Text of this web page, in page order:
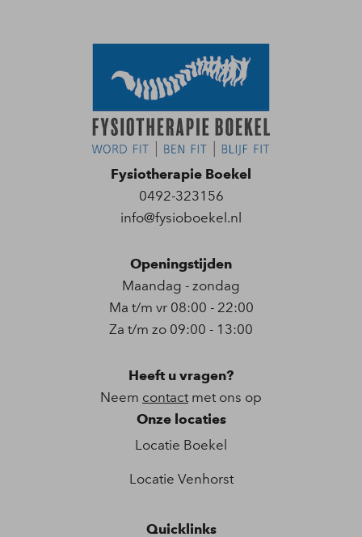
Fysiotherapie Boekel
0492-323156
info@fysioboekel.nl
Openingstijden
Maandag - zondag
Ma t/m vr 08:00 - 22:00
Za t/m zo 09:00 - 13:00
Heeft u vragen?
Neem contact met ons op
Onze locaties
Locatie Boekel
Locatie Venhorst
Quicklinks